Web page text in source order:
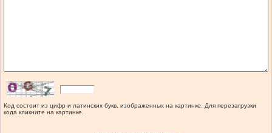
Код состоит из цифр и латинских букв, изображенных на картинке. Для перезагрузки
кода кликните на картинке.